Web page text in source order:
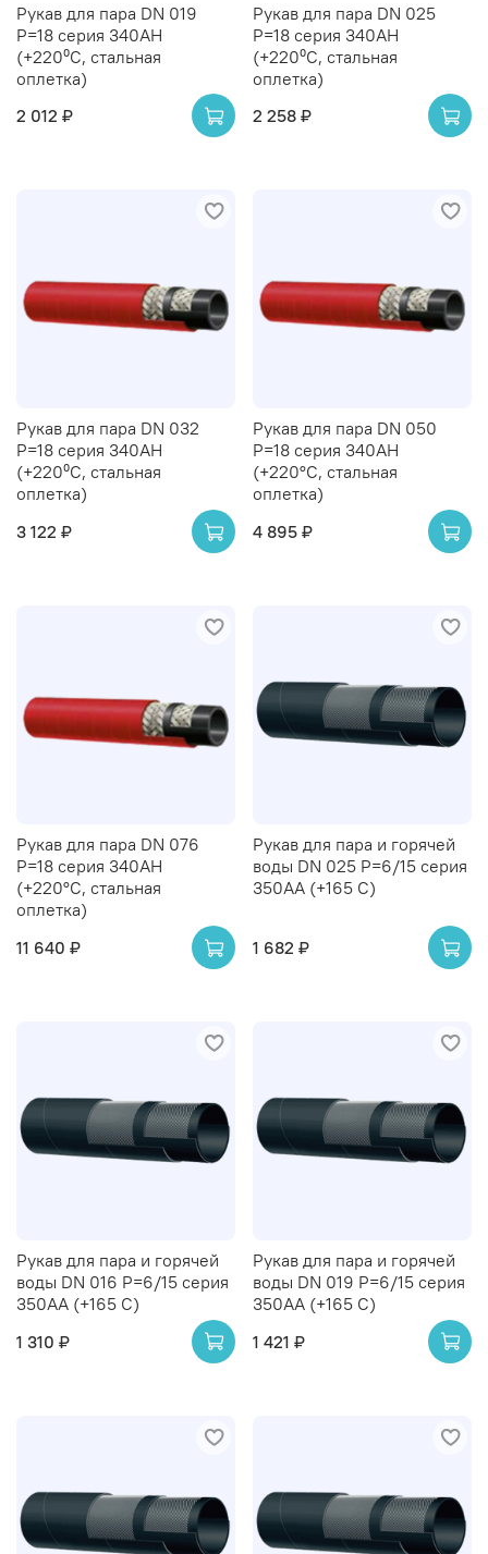
Рукав для пара DN 019
P=18 серия 340AH
(+220⁰С, стальная
оплетка)
2 012 ₽
Рукав для пара DN 025
P=18 серия 340AH
(+220⁰С, стальная
оплетка)
2 258 ₽
Рукав для пара DN 032
P=18 серия 340AH
(+220⁰С, стальная
оплетка)
3 122 ₽
Рукав для пара DN 050
P=18 серия 340AH
(+220°С, стальная
оплетка)
4 895 ₽
Рукав для пара DN 076
P=18 серия 340AH
(+220°С, стальная
оплетка)
11 640 ₽
Рукав для пара и горячей
воды DN 025 Р=6/15 серия
350AA (+165 С)
1 682 ₽
Рукав для пара и горячей
воды DN 016 Р=6/15 серия
350AA (+165 С)
1 310 ₽
Рукав для пара и горячей
воды DN 019 Р=6/15 серия
350AA (+165 С)
1 421 ₽